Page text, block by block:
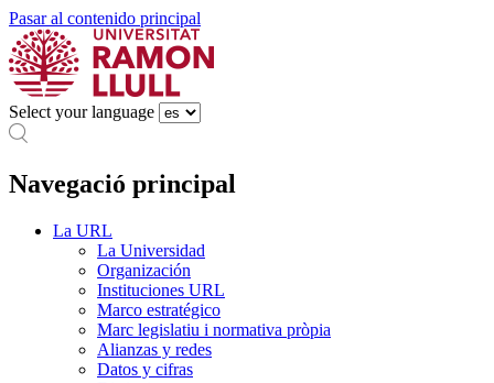
Pasar al contenido principal
Select your language
Navegació principal
La URL
La Universidad
Organización
Instituciones URL
Marco estratégico
Marc legislatiu i normativa pròpia
Alianzas y redes
Datos y cifras